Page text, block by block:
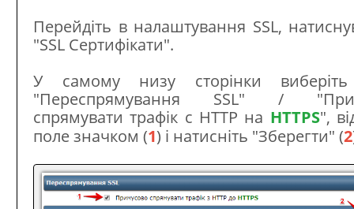
Перейдіть в налаштування SSL,
"SSL Сертифікати".
У самому низу сторінки
"Переспрямування SSL" /
спрямувати трафік c HTTP на HTTPS",
поле значком (1) і натисніть "Зберегти" (2